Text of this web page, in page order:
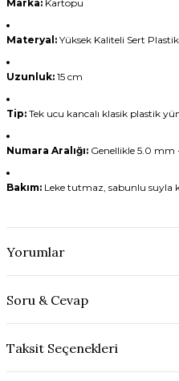
Marka:Kartopu
Materyal:Yüksek Kaliteli Sert Plastik
Uzunluk:15 cm
Tip:Tek ucu kancalı klasik plastik yün
Numara Aralığı:Genellikle 5.0 mm
Bakım:Leke tutmaz, sabunlu suyla
Yorumlar
Soru & Cevap
Taksit Seçenekleri